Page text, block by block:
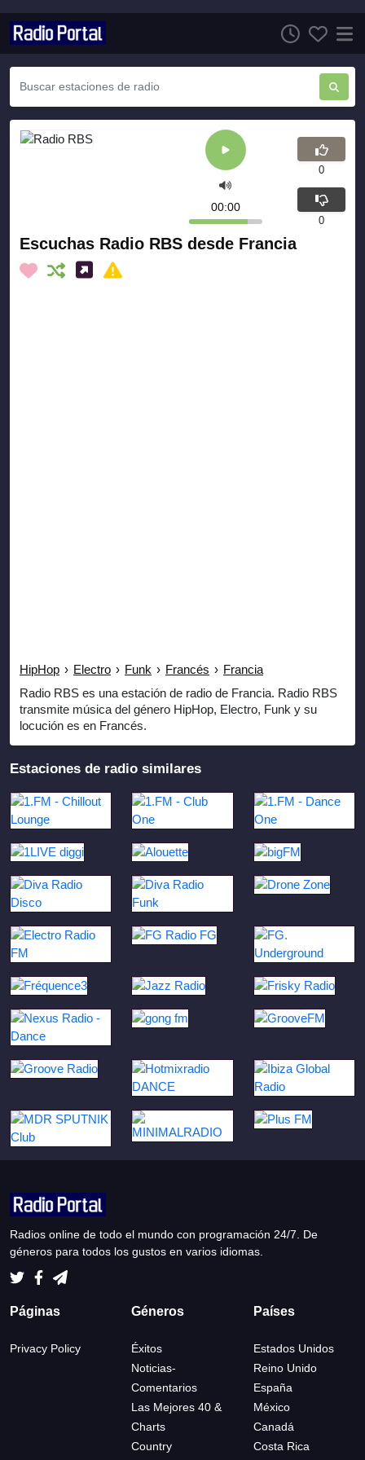
Escuchas Radio RBS desde Francia
HipHop › Electro › Funk › Francés › Francia
Radio RBS es una estación de radio de Francia. Radio RBS
transmite música del género HipHop, Electro, Funk y su
locución es en Francés.
00:00
0
0
Estaciones de radio similares
Radios online de todo el mundo con programación 24/7. De
géneros para todos los gustos en varios idiomas.
Páginas
Privacy Policy
Géneros
Éxitos
Noticias-
Comentarios
Las Mejores 40 &
Charts
Country
Países
Estados Unidos
Reino Unido
España
México
Canadá
Costa Rica